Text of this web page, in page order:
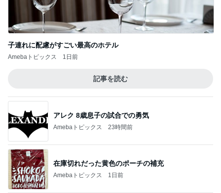
アレク 8歳息子の試合での勇気
Amebaトピックス
Amebaトピックス 1日前
注目の1000円ポッキリと半額商品
Amebaトピックス 1日前